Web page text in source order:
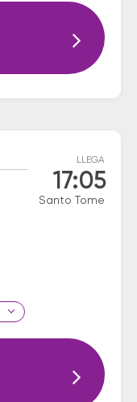
LLEGA
17:05
Santo Tome